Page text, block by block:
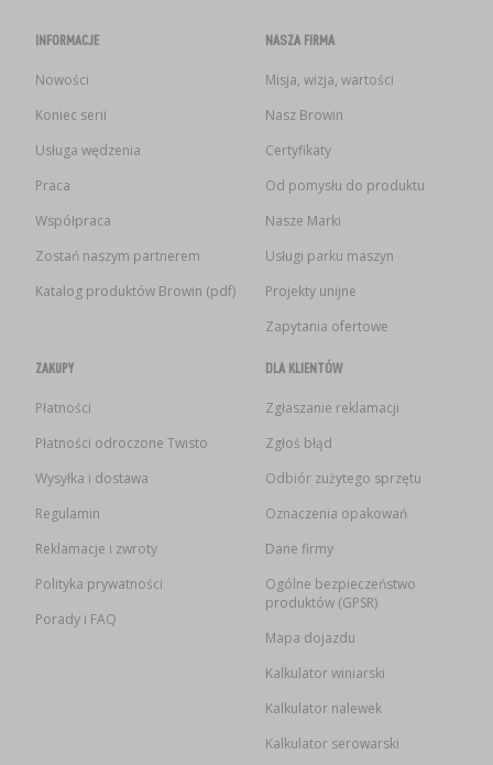
INFORMACJE
Nowości
Koniec serii
Usługa wędzenia
Praca
Współpraca
Zostań naszym partnerem
Katalog produktów Browin (pdf)
NASZA FIRMA
Misja, wizja, wartości
Nasz Browin
Certyfikaty
Od pomysłu do produktu
Nasze Marki
Usługi parku maszyn
Projekty unijne
Zapytania ofertowe
ZAKUPY
Płatności
Płatności odroczone Twisto
Wysyłka i dostawa
Regulamin
Reklamacje i zwroty
Polityka prywatności
Porady i FAQ
DLA KLIENTÓW
Zgłaszanie reklamacji
Zgłoś błąd
Odbiór zużytego sprzętu
Oznaczenia opakowań
Dane firmy
Ogólne bezpieczeństwo
produktów (GPSR)
Mapa dojazdu
Kalkulator winiarski
Kalkulator nalewek
Kalkulator serowarski